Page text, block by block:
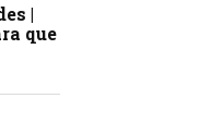
|
que